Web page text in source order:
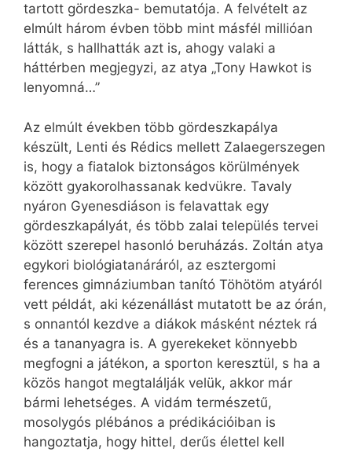
tartott gördeszka- bemutatója. A felvételt az
elmúlt három évben több mint másfél millióan
látták, s hallhatták azt is, ahogy valaki a
háttérben megjegyzi, az atya „Tony Hawkot is
lenyomná…”
Az elmúlt években több gördeszkapálya
készült, Lenti és Rédics mellett Zalaegerszegen
is, hogy a fiatalok biztonságos körülmények
között gyakorolhassanak kedvükre. Tavaly
nyáron Gyenesdiáson is felavattak egy
gördeszkapályát, és több zalai település tervei
között szerepel hasonló beruházás. Zoltán atya
egykori biológiatanáráról, az esztergomi
ferences gimnáziumban tanító Töhötöm atyáról
vett példát, aki kézenállást mutatott be az órán,
s onnantól kezdve a diákok másként néztek rá
és a tananyagra is. A gyerekeket könnyebb
megfogni a játékon, a sporton keresztül, s ha a
közös hangot megtalálják velük, akkor már
bármi lehetséges. A vidám természetű,
mosolygós plébános a prédikációiban is
hangoztatja, hogy hittel, derűs élettel kell